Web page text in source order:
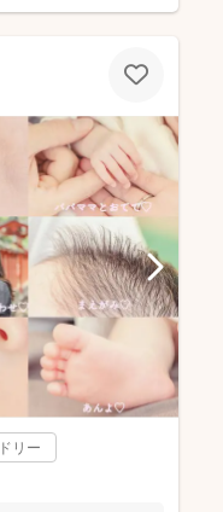
リー